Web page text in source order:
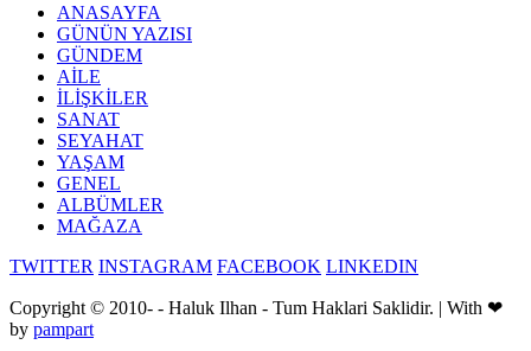
ANASAYFA
GÜNÜN YAZISI
GÜNDEM
AİLE
İLİŞKİLER
SANAT
SEYAHAT
YAŞAM
GENEL
ALBÜMLER
MAĞAZA
TWITTER INSTAGRAM FACEBOOK LINKEDIN
Copyright © 2010- - Haluk Ilhan - Tum Haklari Saklidir. | With ❤
by pampart